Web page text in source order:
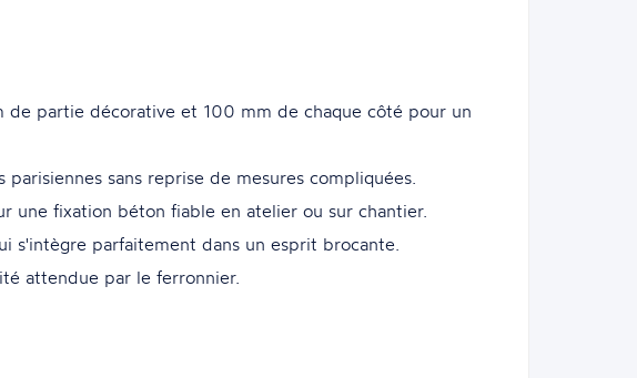
partie décorative et 100 mm de chaque côté pour un
sans reprise de mesures compliquées.
une fixation béton fiable en atelier ou sur chantier.
s'intègre parfaitement dans un esprit brocante.
attendue par le ferronnier.